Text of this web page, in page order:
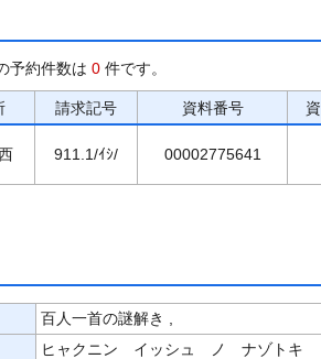
予約件数は 0 件です。
請求記号 資料番号
911.1/ｲｼ/ 00002775641
百人一首の謎解き ,
ヒャクニン イッシュ ノ ナゾトキ